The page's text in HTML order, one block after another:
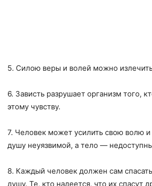
5. Силою веры и волей можно
6. Зависть разрушает организм того,
этому чувству.
7. Человек может усилить свою волю и
душу неуязвимой, а тело —
8. Каждый человек должен сам
душу. Те, кто надеется, что их спасут